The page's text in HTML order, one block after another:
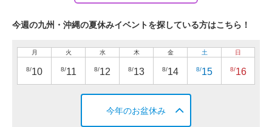
今週の九州・沖縄の夏休みイベントを探している方はこちら！
月
8/10
火
8/11
水
8/12
木
8/13
金
8/14
土
8/15
日
8/16
今年のお盆休み